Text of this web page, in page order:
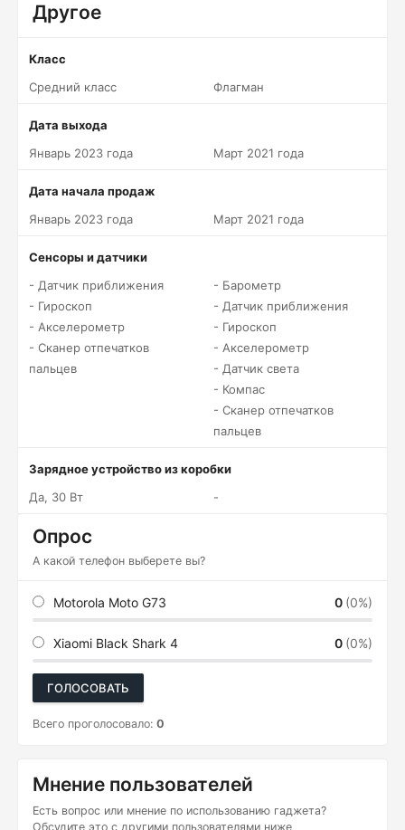
Другое
Класс
Средний класс
Флагман
Дата выхода
Январь 2023 года
Март 2021 года
Дата начала продаж
Январь 2023 года
Март 2021 года
Сенсоры и датчики
- Датчик приближения
- Гироскоп
- Акселерометр
- Сканер отпечатков
пальцев
- Барометр
- Датчик приближения
- Гироскоп
- Акселерометр
- Датчик света
- Компас
- Сканер отпечатков
пальцев
Зарядное устройство из коробки
Да, 30 Вт
-
Опрос
А какой телефон выберете вы?
Motorola Moto G73 0 (0%)
Xiaomi Black Shark 4 0 (0%)
ГОЛОСОВАТЬ
Всего проголосовало: 0
Мнение пользователей
Есть вопрос или мнение по использованию гаджета?
Обсудите это с другими пользователями ниже